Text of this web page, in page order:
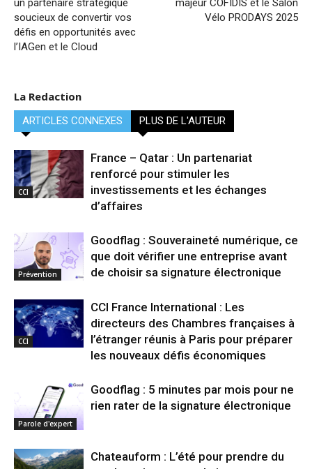
un partenaire stratégique
soucieux de convertir vos
défis en opportunités avec
l’IAGen et le Cloud
majeur COFIDIS et le Salon
Vélo PRODAYS 2025
La Redaction
ARTICLES CONNEXES PLUS DE L'AUTEUR
CCI
France – Qatar : Un partenariat
renforcé pour stimuler les
investissements et les échanges
d’affaires
Prévention
Goodflag : Souveraineté numérique, ce
que doit vérifier une entreprise avant
de choisir sa signature électronique
CCI
CCI France International : Les
directeurs des Chambres françaises à
l’étranger réunis à Paris pour préparer
les nouveaux défis économiques
Parole d'expert
Goodflag : 5 minutes par mois pour ne
rien rater de la signature électronique
Chateauform : L’été pour prendre du